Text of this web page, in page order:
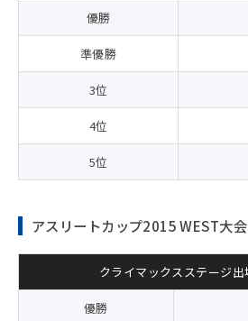
優勝
準優勝
3位
4位
5位
アスリートカップ2015 WEST大会
クライマックスステージ
優勝